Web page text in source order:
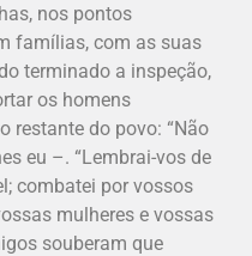
nos pontos
famílias, com as suas
terminado a inspeção,
os homens
restante do povo: “Não
eu –. “Lembrai-vos de
combatei por vossos
mulheres e vossas
souberam que